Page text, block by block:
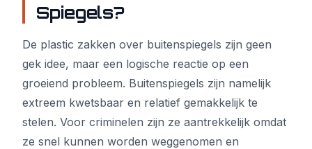
Spiegels?
De plastic zakken over buitenspiegels zijn geen
gek idee, maar een logische reactie op een
groeiend probleem. Buitenspiegels zijn namelijk
extreem kwetsbaar en relatief gemakkelijk te
stelen. Voor criminelen zijn ze aantrekkelijk omdat
ze snel kunnen worden weggenomen en